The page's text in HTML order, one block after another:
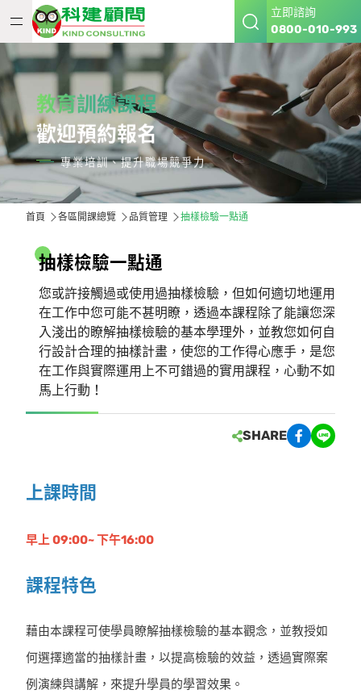
立即諮詢
0800-010-993
教育訓練課程
歡迎預約報名
專業培訓、提升職場競爭力
首頁 各區開課總覽 品質管理 抽樣檢驗一點通
抽樣檢驗一點通
您或許接觸過或使用過抽樣檢驗，但如何適切地運用
在工作中您可能不甚明瞭，透過本課程除了能讓您深
入淺出的瞭解抽樣檢驗的基本學理外，並教您如何自
行設計合理的抽樣計畫，使您的工作得心應手，是您
在工作與實際運用上不可錯過的實用課程，心動不如
馬上行動！
SHARE
上課時間
早上 09:00~ 下午16:00
課程特色
藉由本課程可使學員瞭解抽樣檢驗的基本觀念，並教授如
何選擇適當的抽樣計畫，以提高檢驗的效益，透過實際案
例演練與講解，來提升學員的學習效果。